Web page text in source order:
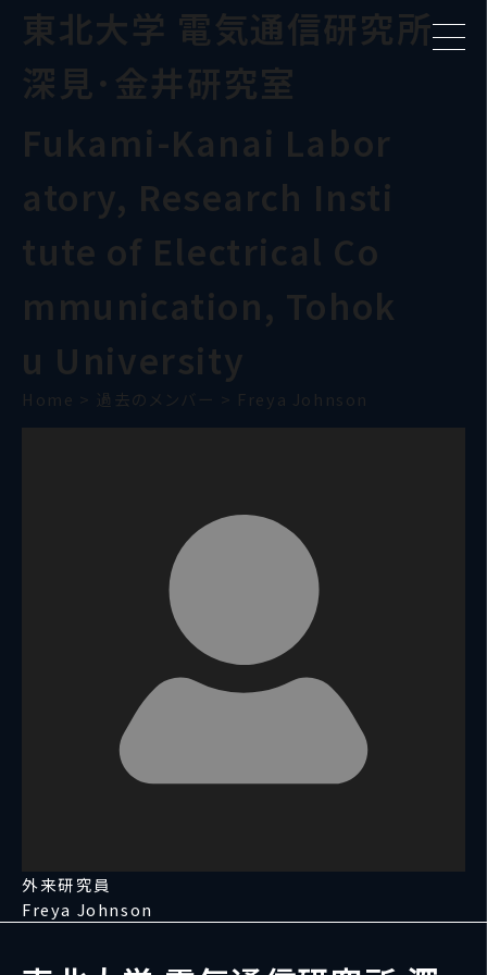
東北大学 電気通信研究所
深見･金井研究室
Fukami-Kanai Labor
atory, Research Insti
tute of Electrical Co
mmunication, Tohok
u University
Home > 過去のメンバー > Freya Johnson
外来研究員
Freya Johnson